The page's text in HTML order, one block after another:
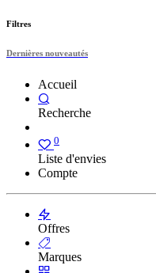
Filtres
Dernières nouveautés
Accueil
Recherche
0
Liste d'envies
Compte
Offres
Marques